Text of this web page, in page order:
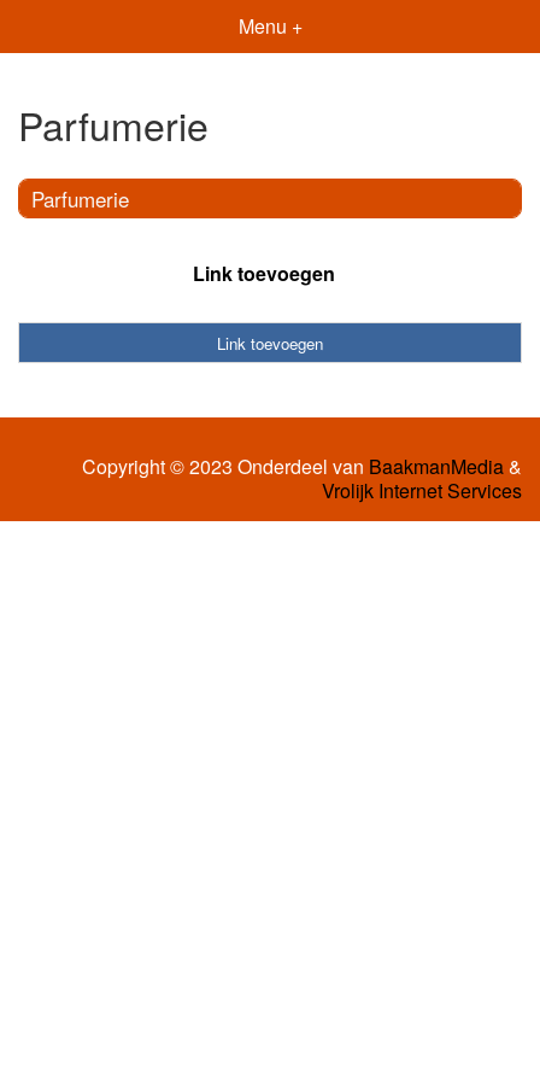
Menu +
Parfumerie
Parfumerie
Link toevoegen
Link toevoegen
Copyright © 2023 Onderdeel van BaakmanMedia&
Vrolijk Internet Services